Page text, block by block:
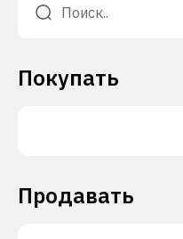
Покупать
Продавать